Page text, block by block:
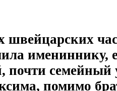
швейцарских
имениннику,
почти
помимо